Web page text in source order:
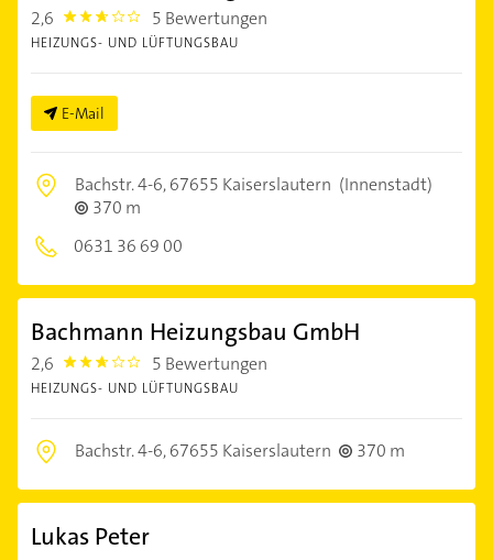
2,6 2.6000001 5 Bewertungen
HEIZUNGS- UND LÜFTUNGSBAU
E-Mail
Bachstr. 4-6,67655 Kaiserslautern (Innenstadt)
370 m
0631 36 69 00
Bachmann Heizungsbau GmbH
2,6 2.6000001 5 Bewertungen
HEIZUNGS- UND LÜFTUNGSBAU
Bachstr. 4-6,67655 Kaiserslautern 370 m
Lukas Peter